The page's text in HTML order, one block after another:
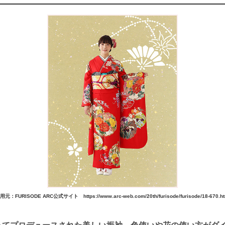
元：FURISODE ARC公式サイト https://www.arc-web.com/20th/furisode/furisode/18-